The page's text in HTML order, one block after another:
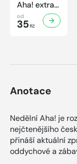
Aha! extra
č.3/2026
Úsporná
od
35Kč
Anotace
Nedělní Aha! je
nejčtenějšího
přináší aktuální
oddychové a